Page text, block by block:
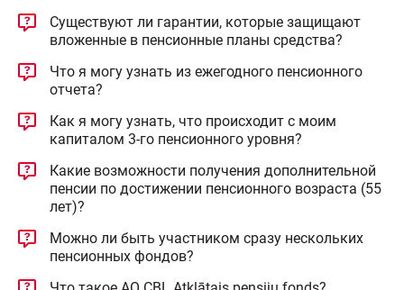
Существуют ли гарантии, которые защищают
вложенные в пенсионные планы средства?
Что я могу узнать из ежегодного пенсионного
отчета?
Как я могу узнать, что происходит с моим
капиталом 3-го пенсионного уровня?
Какие возможности получения дополнительной
пенсии по достижении пенсионного возраста (55
лет)?
Можно ли быть участником сразу нескольких
пенсионных фондов?